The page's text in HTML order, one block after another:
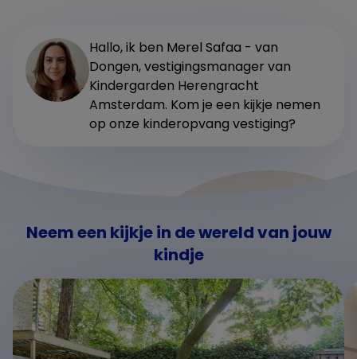
Hallo, ik ben Merel Safaa - van
Dongen, vestigingsmanager van
Kindergarden Herengracht
Amsterdam. Kom je een kijkje nemen
op onze kinderopvang vestiging?
Neem een kijkje in de wereld van jouw
kindje